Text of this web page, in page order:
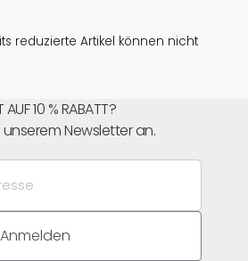
reduzierte Artikel können nicht
AUF 10 % RABATT?
Newsletter an.
Anmelden